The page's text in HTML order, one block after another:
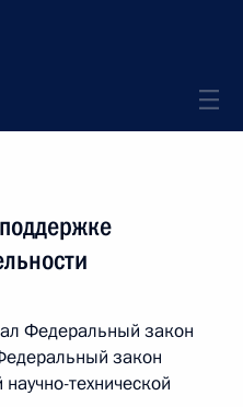
Федеральный закон
закон
технической